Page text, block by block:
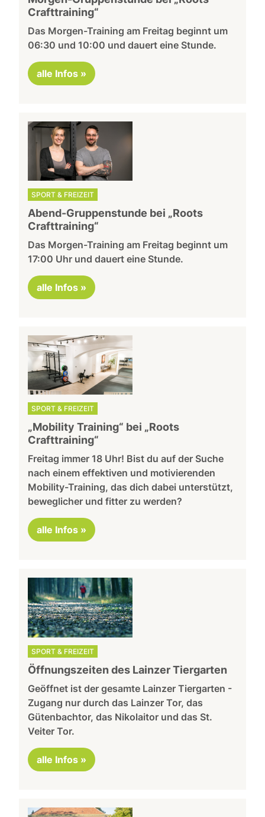
Crafttraining“
Das Morgen-Training am Freitag beginnt um
06:30 und 10:00 und dauert eine Stunde.
alle Infos »
SPORT & FREIZEIT
Abend-Gruppenstunde bei „Roots
Crafttraining“
Das Morgen-Training am Freitag beginnt um
17:00 Uhr und dauert eine Stunde.
alle Infos »
SPORT & FREIZEIT
„Mobility Training“ bei „Roots
Crafttraining“
Freitag immer 18 Uhr! Bist du auf der Suche
nach einem effektiven und motivierenden
Mobility-Training, das dich dabei unterstützt,
beweglicher und fitter zu werden?
alle Infos »
SPORT & FREIZEIT
Öffnungszeiten des Lainzer Tiergarten
Geöffnet ist der gesamte Lainzer Tiergarten -
Zugang nur durch das Lainzer Tor, das
Gütenbachtor, das Nikolaitor und das St.
Veiter Tor.
alle Infos »